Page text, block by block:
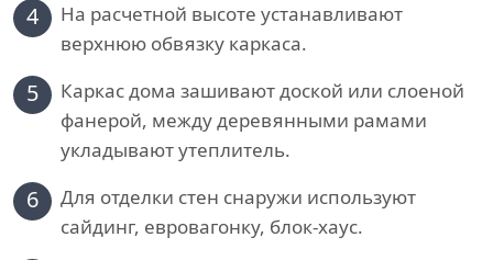
4
На расчетной высоте устанавливают
верхнюю обвязку каркаса.
5
Каркас дома зашивают доской или слоеной
фанерой, между деревянными рамами
укладывают утеплитель.
6
Для отделки стен снаружи используют
сайдинг, евровагонку, блок-хаус.